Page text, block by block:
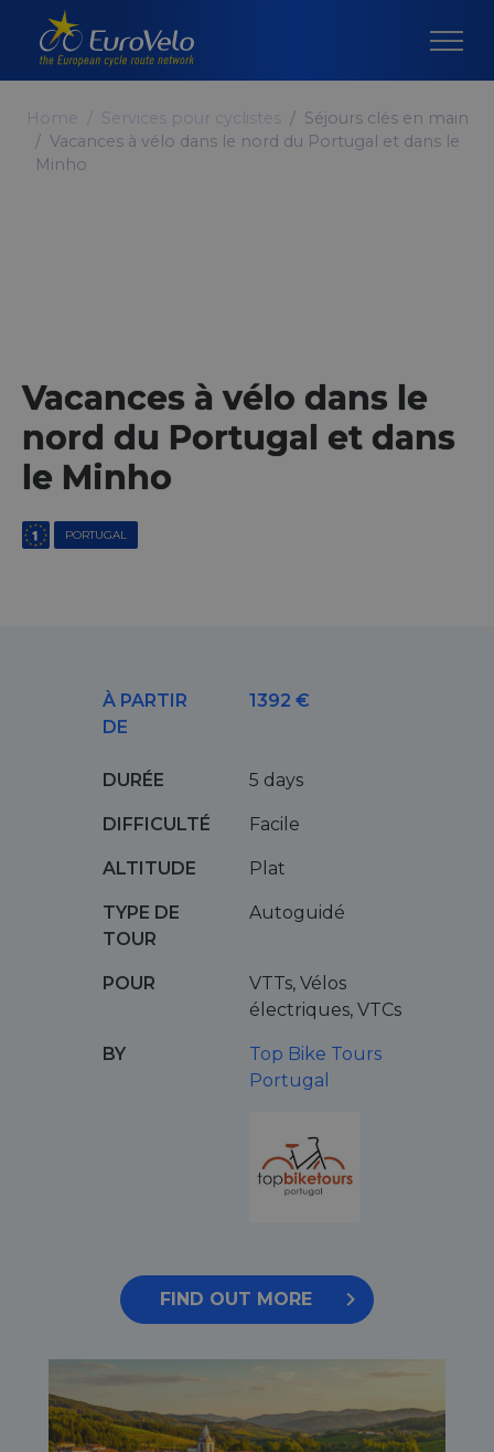
Home Services pour cyclistes
Séjours clés en main
Vacances à vélo dans le nord du Portugal et dans le
Minho
Vacances à vélo dans le
nord du Portugal et dans
le Minho
PORTUGAL
À PARTIR
DE
1392 €
DURÉE 5 days
DIFFICULTÉ Facile
ALTITUDE Plat
TYPE DE
TOUR
Autoguidé
POUR
VTTs, Vélos
électriques, VTCs
BY
Top Bike Tours
Portugal
FIND OUT MORE